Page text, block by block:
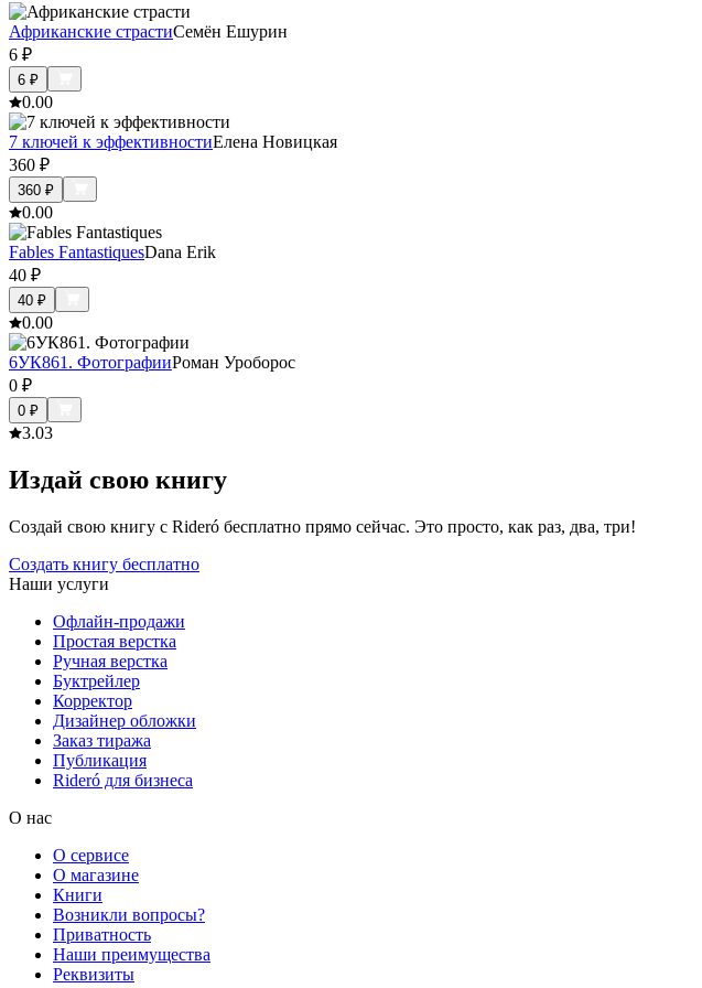
Африканские страстиСемён Ешурин
6 ₽
6 ₽
0.00
7 ключей к эффективностиЕлена Новицкая
360 ₽
360 ₽
0.00
Fables FantastiquesDana Erik
40 ₽
40 ₽
0.00
6УК861. ФотографииРоман Уроборос
0 ₽
0 ₽
3.03
Издай свою книгу
Создай свою книгу с Rideró бесплатно прямо сейчас. Это просто, как раз, два, три!
Создать книгу бесплатно
Наши услуги
Офлайн-продажи
Простая верстка
Ручная верстка
Буктрейлер
Корректор
Дизайнер обложки
Заказ тиража
Публикация
Rideró для бизнеса
О нас
О сервисе
О магазине
Книги
Возникли вопросы?
Приватность
Наши преимущества
Реквизиты